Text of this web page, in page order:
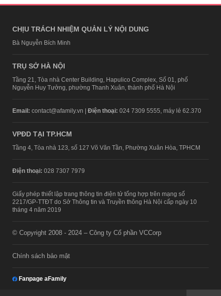
CHỊU TRÁCH NHIỆM QUẢN LÝ NỘI DUNG
Bà Nguyễn Bích Minh
TRỤ SỞ HÀ NỘI
Tầng 21, Tòa nhà Center Building, Hapulico Complex, Số 01, phố
Nguyễn Huy Tưởng, phường Thanh Xuân, thành phố Hà Nội
Email: contact@afamily.vn | Điện thoại: 024 7309 5555, máy lẻ 62.370
VPĐD TẠI TP.HCM
Tầng 4, Tòa nhà 123, số 127 Võ Văn Tần, Phường Xuân Hòa, TPHCM
Điện thoại: 028 7307 7979
Giấy phép thiết lập trang thông tin điện tử tổng hợp trên mạng số
2217/GP-TTĐT do Sở Thông tin và Truyền thông Hà Nội cấp ngày 10
tháng 4 năm 2019
© Copyright 2008 - 2024 – Công ty Cổ phần VCCorp
Chính sách bảo mật
Fanpage aFamily